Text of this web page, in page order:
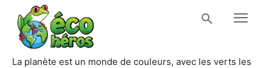
La planète est un monde de couleurs, avec les verts les